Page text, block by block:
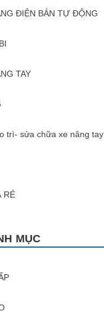
ĐIỆN BÁN TỰ ĐỘNG
TAY
trì- sửa chữa xe nâng tay
RẺ
MỤC